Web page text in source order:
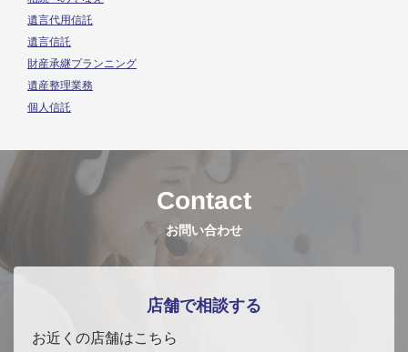
遺言代用信託
遺言信託
財産承継プランニング
遺産整理業務
個人信託
Contact
お問い合わせ
店舗で相談する
お近くの店舗はこちら